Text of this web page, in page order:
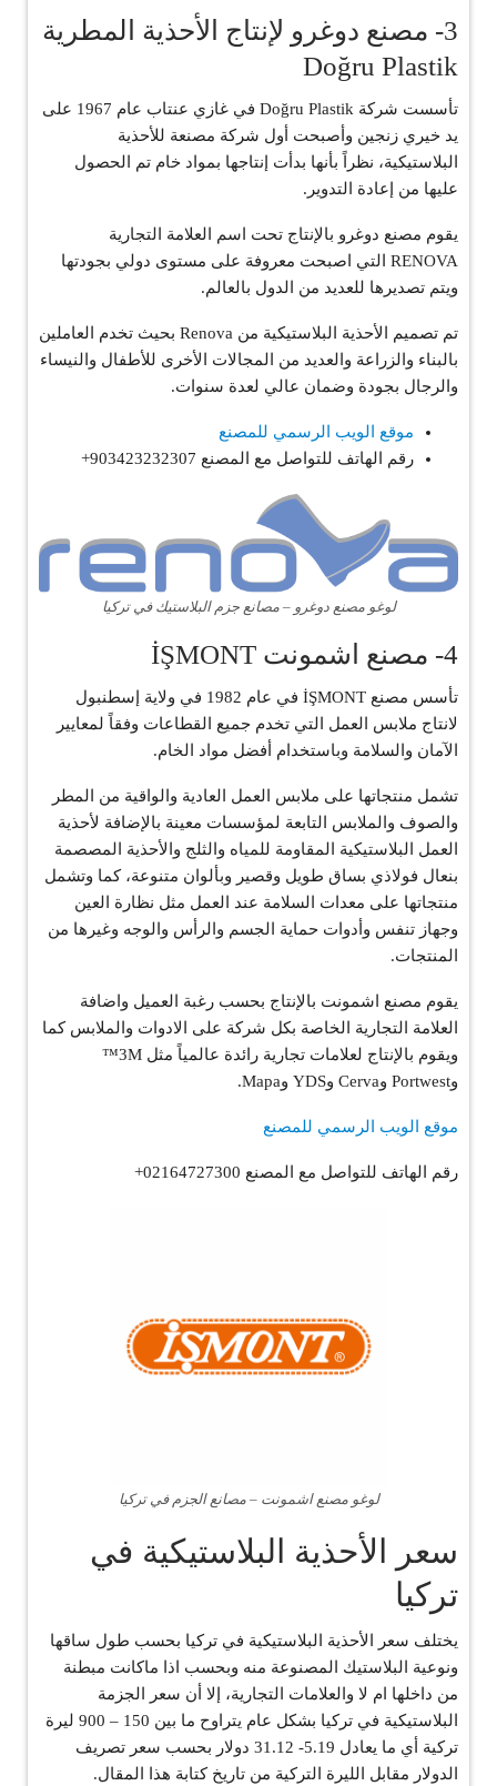
3- مصنع دوغرو لإنتاج الأحذية المطرية
Doğru Plastik
تأسست شركة Doğru Plastik في غازي عنتاب عام 1967 على
يد خيري زنجين وأصبحت أول شركة مصنعة للأحذية
البلاستيكية، نظراً بأنها بدأت إنتاجها بمواد خام تم الحصول
عليها من إعادة التدوير.
يقوم مصنع دوغرو بالإنتاج تحت اسم العلامة التجارية
RENOVA التي اصبحت معروفة على مستوى دولي بجودتها
ويتم تصديرها للعديد من الدول بالعالم.
تم تصميم الأحذية البلاستيكية من Renova بحيث تخدم العاملين
بالبناء والزراعة والعديد من المجالات الأخرى للأطفال والنيساء
والرجال بجودة وضمان عالي لعدة سنوات.
موقع الويب الرسمي للمصنع
رقم الهاتف للتواصل مع المصنع 903423232307+
لوغو مصنع دوغرو – مصانع جزم البلاستيك في تركيا
4- مصنع اشمونت İŞMONT
تأسس مصنع İŞMONT في عام 1982 في ولاية إسطنبول
لانتاج ملابس العمل التي تخدم جميع القطاعات وفقاً لمعايير
الآمان والسلامة وباستخدام أفضل مواد الخام.
تشمل منتجاتها على ملابس العمل العادية والواقية من المطر
والصوف والملابس التابعة لمؤسسات معينة بالإضافة لأحذية
العمل البلاستيكية المقاومة للمياه والثلج والأحذية المصصمة
بنعال فولاذي بساق طويل وقصير وبألوان متنوعة، كما وتشمل
منتجاتها على معدات السلامة عند العمل مثل نظارة العين
وجهاز تنفس وأدوات حماية الجسم والرأس والوجه وغيرها من
المنتجات.
يقوم مصنع اشمونت بالإنتاج بحسب رغبة العميل واضافة
العلامة التجارية الخاصة بكل شركة على الادوات والملابس كما
ويقوم بالإنتاج لعلامات تجارية رائدة عالمياً مثل 3M™
وPortwest وCerva وYDS وMapa.
موقع الويب الرسمي للمصنع
رقم الهاتف للتواصل مع المصنع 02164727300+
لوغو مصنع اشمونت – مصانع الجزم في تركيا
سعر الأحذية البلاستيكية في
تركيا
يختلف سعر الأحذية البلاستيكية في تركيا بحسب طول ساقها
ونوعية البلاستيك المصنوعة منه وبحسب اذا ماكانت مبطنة
من داخلها ام لا والعلامات التجارية، إلا أن سعر الجزمة
البلاستيكية في تركيا بشكل عام يتراوح ما بين 150 – 900 ليرة
تركية أي ما يعادل 5.19- 31.12 دولار بحسب سعر تصريف
الدولار مقابل الليرة التركية من تاريخ كتابة هذا المقال.